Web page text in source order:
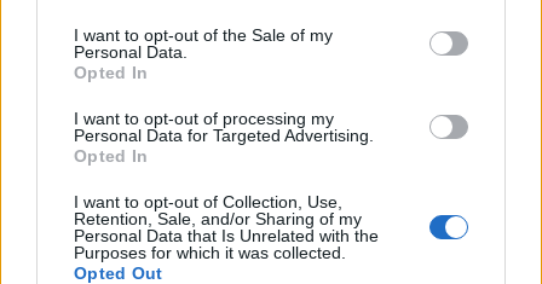
I want to opt-out of the Sale of my
Personal Data.
Opted In
I want to opt-out of processing my
Personal Data for Targeted Advertising.
Opted In
I want to opt-out of Collection, Use,
Retention, Sale, and/or Sharing of my
Personal Data that Is Unrelated with the
Purposes for which it was collected.
Opted Out
Annonceret indhold
Følg med
i Hjørring og omegn